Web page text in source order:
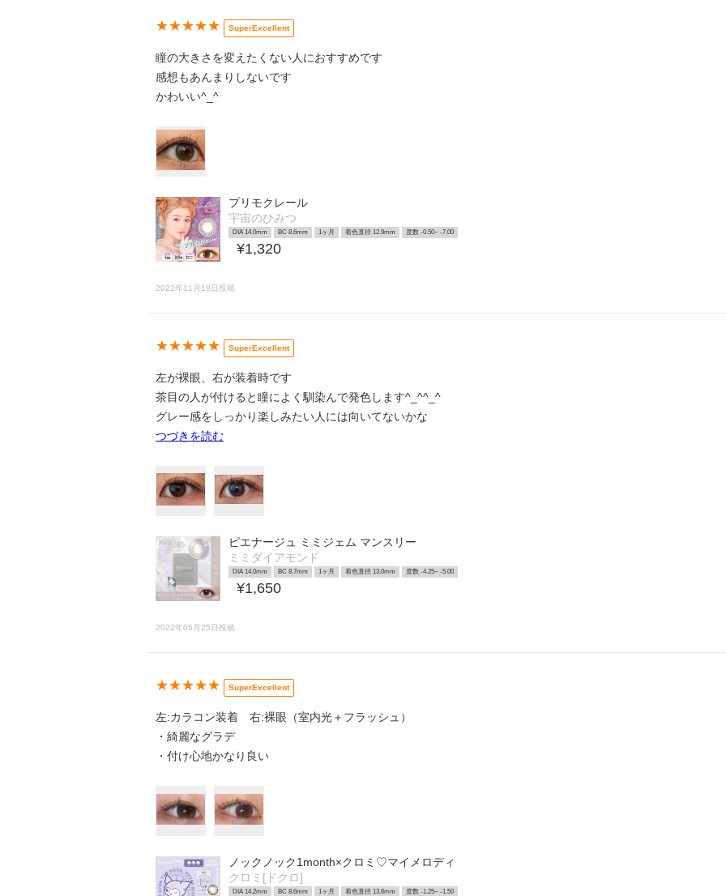
★★★★★ SuperExcellent
瞳の大きさを変えたくない人におすすめです
感想もあんまりしないです
かわいい^_^
プリモクレール
宇宙のひみつ
DIA 14.0mm BC 8.6mm 1ヶ月 着色直径 12.9mm 度数 -0.50~ -7.00
¥1,320
2022年11月19日投稿
★★★★★ SuperExcellent
左が裸眼、右が装着時です
茶目の人が付けると瞳によく馴染んで発色します^_^^_^
グレー感をしっかり楽しみたい人には向いてないかな
つづきを読む
ピエナージュ ミミジェム マンスリー
ミミダイアモンド
DIA 14.0mm BC 8.7mm 1ヶ月 着色直径 13.0mm 度数 -4.25~ -5.00
¥1,650
2022年05月25日投稿
★★★★★ SuperExcellent
左:カラコン装着 右:裸眼（室内光＋フラッシュ）
・綺麗なグラデ
・付け心地かなり良い
ノックノック1month×クロミ♡マイメロディ
クロミ[ドクロ]
DIA 14.2mm BC 8.6mm 1ヶ月 着色直径 13.6mm 度数 -1.25~ -1.50